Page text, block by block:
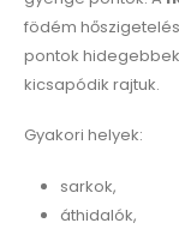
födém
pontok
kicsapódik rajtuk.
Gyakori helyek:
sarkok,
áthidalók,